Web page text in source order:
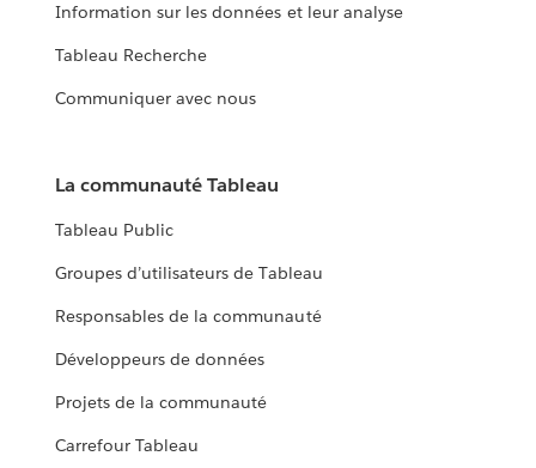
Information sur les données et leur analyse
Tableau Recherche
Communiquer avec nous
La communauté Tableau
Tableau Public
Groupes d’utilisateurs de Tableau
Responsables de la communauté
Développeurs de données
Projets de la communauté
Carrefour Tableau